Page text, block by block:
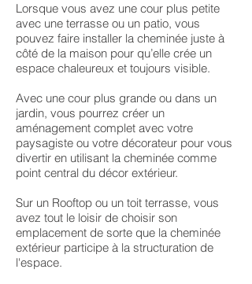
Lorsque vous avez une cour plus petite
avec une terrasse ou un patio, vous
pouvez faire installer la cheminée juste à
côté de la maison pour qu’elle crée un
espace chaleureux et toujours visible.
Avec une cour plus grande ou dans un
jardin, vous pourrez créer un
aménagement complet avec votre
paysagiste ou votre décorateur pour vous
divertir en utilisant la cheminée comme
point central du décor extérieur.
Sur un Rooftop ou un toit terrasse, vous
avez tout le loisir de choisir son
emplacement de sorte que la cheminée
extérieur participe à la structuration de
l'espace.